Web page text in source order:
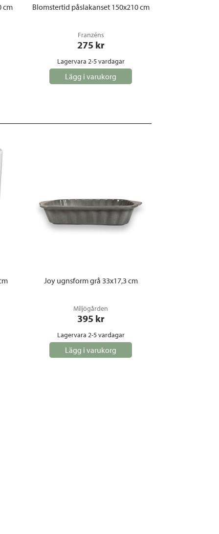
cm Blomstertid påslakanset 150x210 cm
Franzéns
275 kr
Lagervara 2-5 vardagar
Lägg i varukorg
Joy ugnsform grå 33x17,3 cm
Miljögården
395 kr
Lagervara 2-5 vardagar
Lägg i varukorg